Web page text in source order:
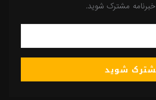
خبرنامه مشترک شوید.
شوید